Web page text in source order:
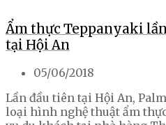
Ẩm thực Teppanyaki
tại Hội An
05/06/2018
Lần đầu tiên tại Hội An,
loại hình nghệ thuật ẩm